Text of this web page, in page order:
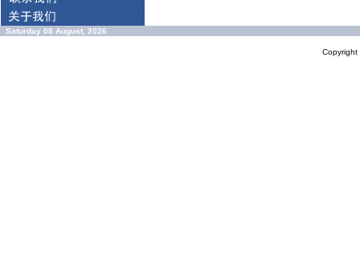
Saturday 08 August, 2026